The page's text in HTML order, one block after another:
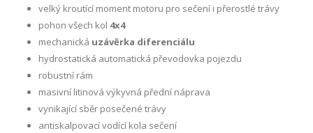
velký kroutící moment motoru pro sečení i přerostlé trávy
pohon všech kol 4x4
mechanická uzávěrka diferenciálu
hydrostatická automatická převodovka pojezdu
robustní rám
masivní litinová výkyvná přední náprava
vynikající sběr posečené trávy
antiskalpovací vodící kola sečení